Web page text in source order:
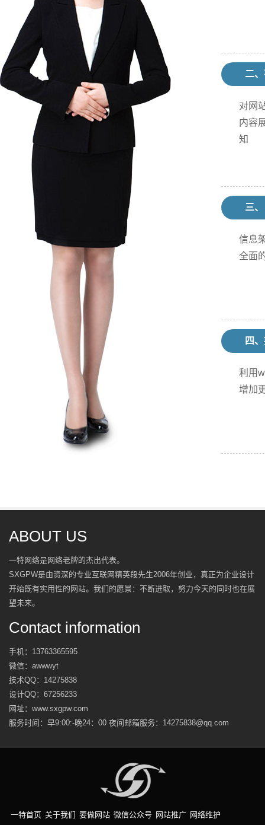
二
对网
内容
知
三
信息
全面
四
利用
增加
ABOUT US
一特网络是网络老牌的杰出代表。
SXGPW是由资深的专业互联网精英段先生2006年创业，真正为企业设计
开始既有实用性的网站。我们的愿景：不断进取，努力今天的同时也在展
望未来。
Contact information
手机： 13763365595
微信： awwwyt
技术QQ： 14275838
设计QQ： 67256233
网址：www.sxgpw.com
服务时间：早9:00:-晚24：00 夜间邮箱服务：14275838@qq.com
一特首页 关于我们 要做网站 微信公众号 网站推广 网络维护